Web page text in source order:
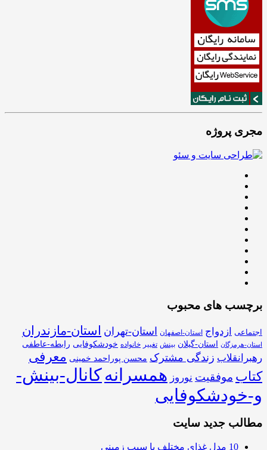
مجری پروژه
برچسب های محبوب
اجتماعی ازدواج استان-اصفهان استان-تهران استان-مازندران
استان-هرمزگان استان-گیلان بینش تغییر خانواده خودشکوفایی رابطه-عاطفی
رهبرانقلاب زندگی مشترک محسن پوراحمد خمینی معرفی
کتاب موفقیت نوروز همسرانهکانال-بینش-
و-خودشکوفایی
مطالب جدید سایت
10 مدل غذای مختلف با سیب زمینی